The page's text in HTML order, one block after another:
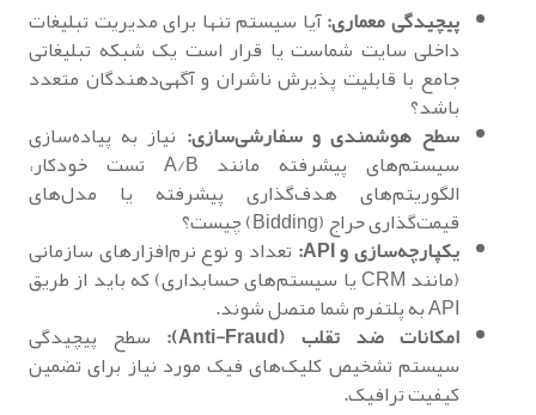
پیچیدگی معماری:آیا سیستم تنها برای مدیریت تبلیغات
داخلی سایت شماست یا قرار است یک شبکه تبلیغاتی
جامع با قابلیت پذیرش ناشران و آگهی‌دهندگان متعدد
باشد؟
سطح هوشمندی و سفارشی‌سازی: نیاز به پیاده‌سازی
سیستم‌های پیشرفته مانند A/B تست خودکار،
الگوریتم‌های هدف‌گذاری پیشرفته یا مدل‌های
قیمت‌گذاری حراج (Bidding) چیست؟
یکپارچه‌سازی و API: تعداد و نوع نرم‌افزارهای سازمانی
(مانند CRM یا سیستم‌های حسابداری) که باید از طریق
API به پلتفرم شما متصل شوند.
امکانات ضد تقلب (Anti-Fraud): سطح پیچیدگی
سیستم تشخیص کلیک‌های فیک مورد نیاز برای تضمین
کیفیت ترافیک.